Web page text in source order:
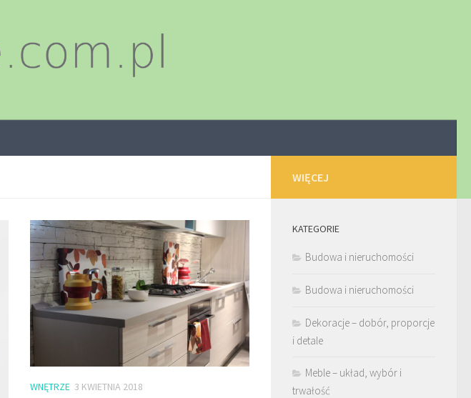
WNĘTRZE 3 KWIETNIA 2018
WIĘCEJ
KATEGORIE
Budowa i nieruchomości
Budowa i nieruchomości
Dekoracje – dobór, proporcje
i detale
Meble – układ, wybór i
trwałość